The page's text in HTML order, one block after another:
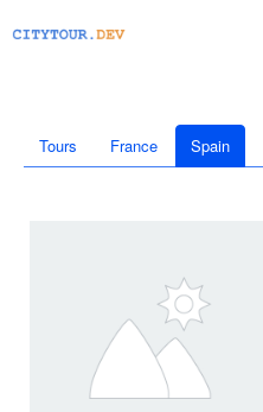
Tours France Spain